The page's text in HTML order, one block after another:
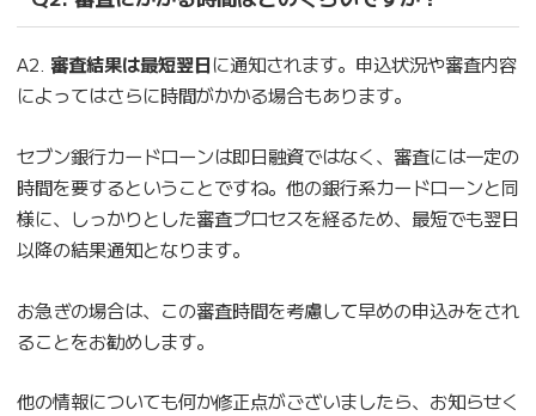
A2. 審査結果は最短翌日に通知されます。申込状況や審査内容
によってはさらに時間がかかる場合もあります。
セブン銀行カードローンは即日融資ではなく、審査には一定の
時間を要するということですね。他の銀行系カードローンと同
様に、しっかりとした審査プロセスを経るため、最短でも翌日
以降の結果通知となります。
お急ぎの場合は、この審査時間を考慮して早めの申込みをされ
ることをお勧めします。
他の情報についても何か修正点がございましたら、お知らせく